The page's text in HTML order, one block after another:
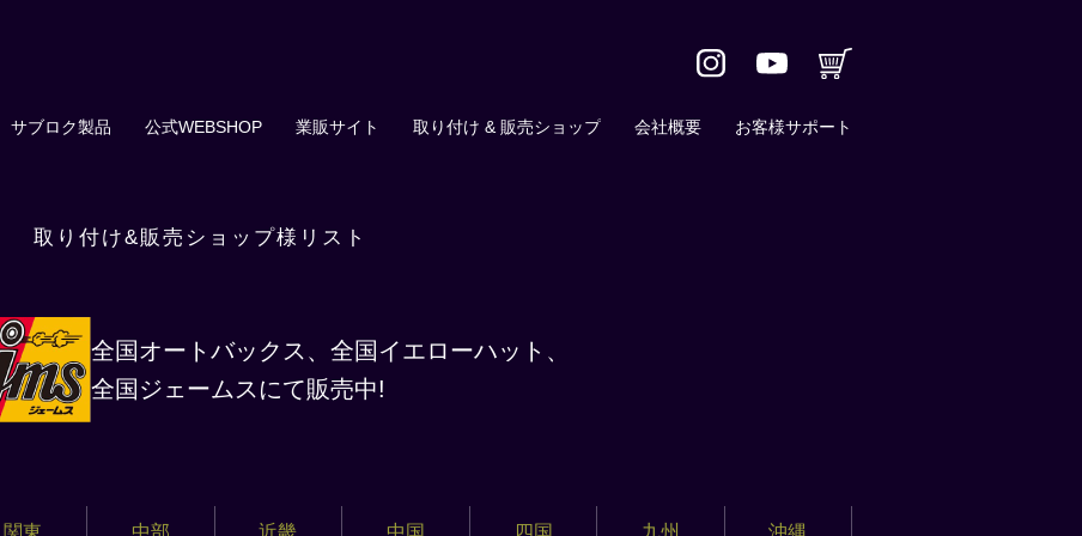
サブロク製品 公式WEBSHOP 業販サイト 取り付け & 販売ショップ 会社概要 お客様サポート
取り付け&販売ショップ様リスト
全国オートバックス、全国イエローハット、
全国ジェームスにて販売中!
関東 中部 近畿 中国 四国 九州 沖縄